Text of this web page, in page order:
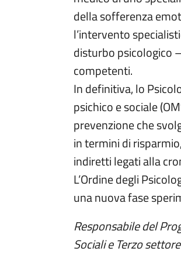
della sofferenza
l’intervento
disturbo psicologico
competenti.
In definitiva, lo
psichico e sociale
prevenzione che
in termini di
indiretti legati alla
L’Ordine degli
una nuova fase
Responsabile del
Sociali e Terzo